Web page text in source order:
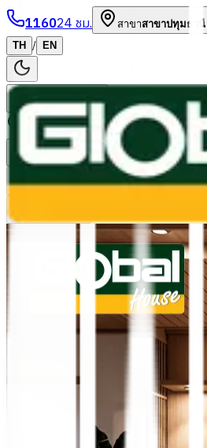
116024 ชม. สาขาสาขาปทุมธานี
TH
/ EN
หมวดหมู่สินค้า
ค้นหา
บัญชีของฉัน ตะกร้าสินค้า
Previous slide